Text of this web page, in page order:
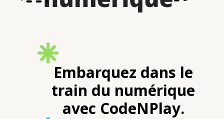
Embarquez dans le
train du numérique
avec CodeNPlay.